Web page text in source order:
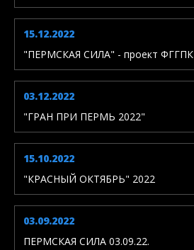
15.12.2022
"ПЕРМСКАЯ СИЛА" - проект ФГГПК
03.12.2022
"ГРАН ПРИ ПЕРМЬ 2022"
15.10.2022
"КРАСНЫЙ ОКТЯБРЬ" 2022
03.09.2022
ПЕРМСКАЯ СИЛА 03.09.22.